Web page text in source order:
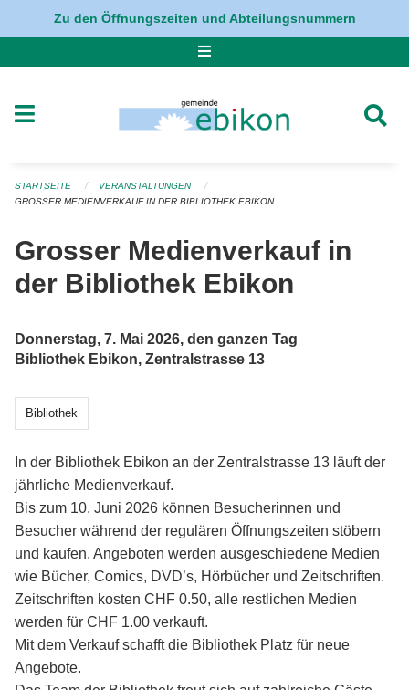
Navigation überspringen
Zu den Öffnungszeiten und Abteilungsnummern
STARTSEITE
VERANSTALTUNGEN
GROSSER MEDIENVERKAUF IN DER BIBLIOTHEK EBIKON
Grosser Medienverkauf in
der Bibliothek Ebikon
Donnerstag, 7. Mai 2026, den ganzen Tag
Bibliothek Ebikon, Zentralstrasse 13
Bibliothek
In der Bibliothek Ebikon an der Zentralstrasse 13 läuft der
jährliche Medienverkauf.
Bis zum 10. Juni 2026 können Besucherinnen und
Besucher während der regulären Öffnungszeiten stöbern
und kaufen. Angeboten werden ausgeschiedene Medien
wie Bücher, Comics, DVD’s, Hörbücher und Zeitschriften.
Zeitschriften kosten CHF 0.50, alle restlichen Medien
werden für CHF 1.00 verkauft.
Mit dem Verkauf schafft die Bibliothek Platz für neue
Angebote.